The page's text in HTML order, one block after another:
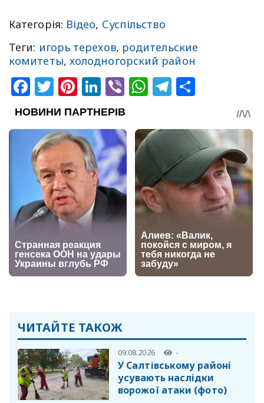
Категорія: Відео, Суспільство
Теги: игорь терехов, родительские
комитеты, холодногорский район
Facebook
Twitter
Pinterest
LinkedIn
ViberWhatsApp
Telegram
ЧИТАЙТЕ ТАКОЖ
09.08.2026 -
У Салтівському районі
усувають наслідки
ворожої атаки (фото)